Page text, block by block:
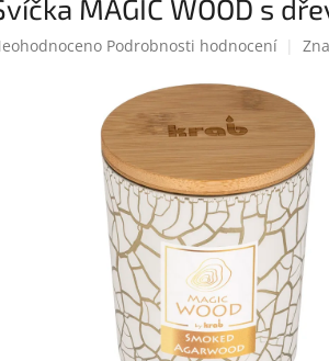
MAGIC WOOD s
Podrobnosti hodnocení